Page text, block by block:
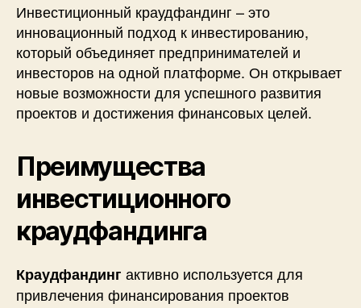
Инвестиционный краудфандинг – это
инновационный подход к инвестированию,
который объединяет предпринимателей и
инвесторов на одной платформе. Он открывает
новые возможности для успешного развития
проектов и достижения финансовых целей.
Преимущества
инвестиционного
краудфандинга
Краудфандинг активно используется для
привлечения финансирования проектов